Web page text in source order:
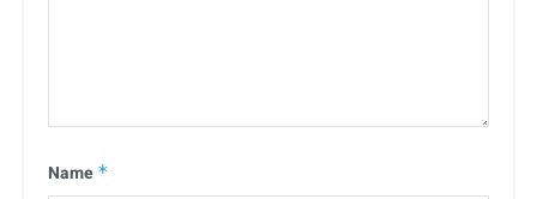
Name *